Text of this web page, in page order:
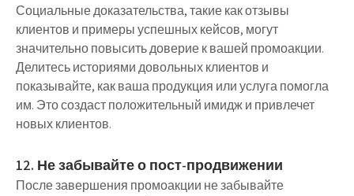
Социальные доказательства, такие как отзывы
клиентов и примеры успешных кейсов, могут
значительно повысить доверие к вашей промоакции.
Делитесь историями довольных клиентов и
показывайте, как ваша продукция или услуга помогла
им. Это создаст положительный имидж и привлечет
новых клиентов.
12. Не забывайте о пост-продвижении
После завершения промоакции не забывайте